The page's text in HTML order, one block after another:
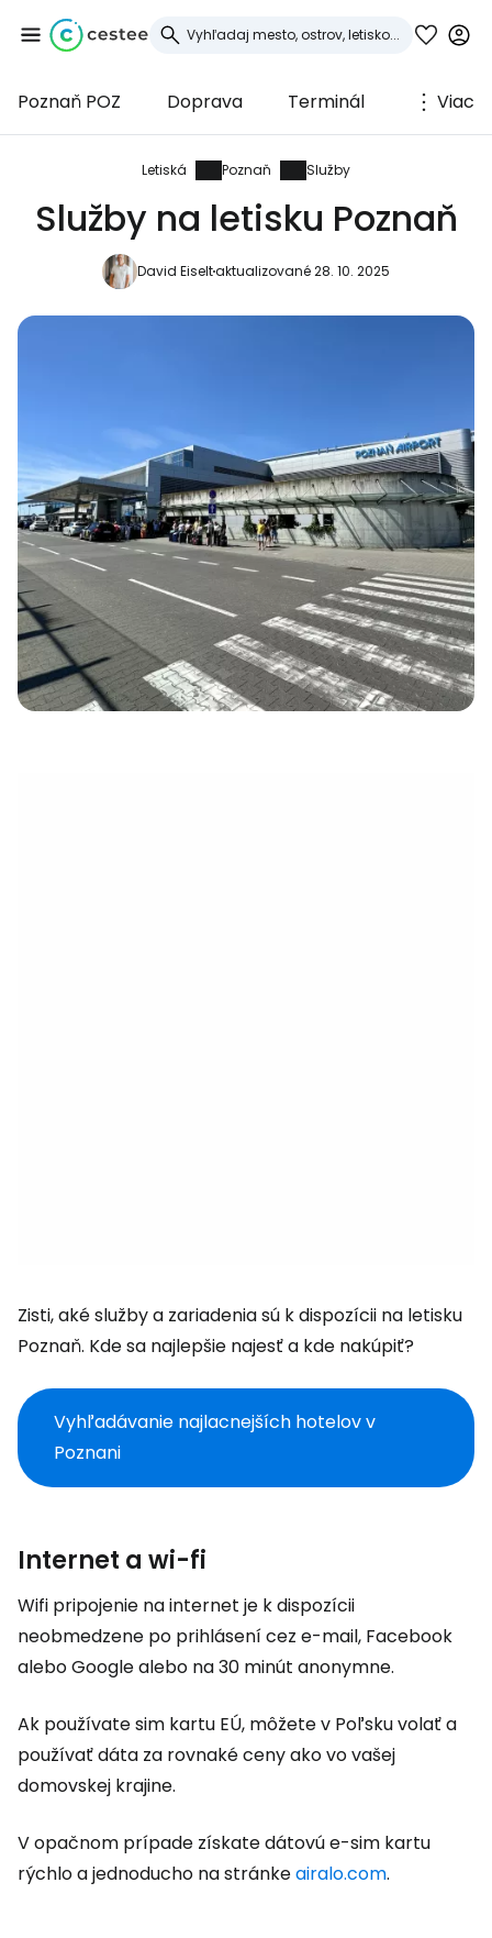
Poznaň POZ Doprava Terminál Viac
Letiská Poznaň Služby
Služby na letisku Poznaň
David Eiseltaktualizované 28. 10. 2025
Zisti, aké služby a zariadenia sú k dispozícii na letisku
Poznaň. Kde sa najlepšie najesť a kde nakúpiť?
Vyhľadávanie najlacnejších hotelov v
Poznani
Internet a wi-fi
Wifi pripojenie na internet je k dispozícii
neobmedzene po prihlásení cez e-mail, Facebook
alebo Google alebo na 30 minút anonymne.
Ak používate sim kartu EÚ, môžete v Poľsku volať a
používať dáta za rovnaké ceny ako vo vašej
domovskej krajine.
V opačnom prípade získate dátovú e-sim kartu
rýchlo a jednoducho na stránkeairalo.com.
Prihláste sa do
služby Cestee
... celosvetovej komunity cestovateľov
Pokračovať so službou Google
Pokračovať s e-mailom